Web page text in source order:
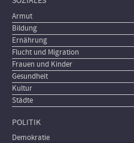
Armut
Bildung
Ernährung
Flucht und Migration
Frauen und Kinder
Gesundheit
Kultur
Städte
POLITIK
Demokratie